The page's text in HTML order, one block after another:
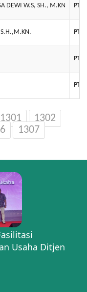
DEWI W.S, SH., M.KN PT.
PT
PT
PT.
1301
1302
1307
Usaha Ditjen